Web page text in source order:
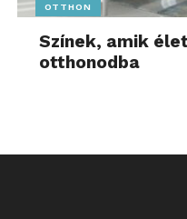
OTTHON
Színek, amik
otthonodba